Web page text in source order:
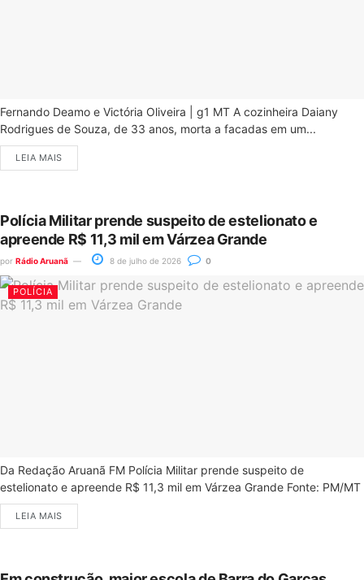
Fernando Deamo e Victória Oliveira | g1 MT A cozinheira Daiany
Rodrigues de Souza, de 33 anos, morta a facadas em um...
LEIA MAIS
Polícia Militar prende suspeito de estelionato e
apreende R$ 11,3 mil em Várzea Grande
por Rádio Aruanã 8 de julho de 2026 0
POLÍCIA
Da Redação Aruanã FM Polícia Militar prende suspeito de
estelionato e apreende R$ 11,3 mil em Várzea Grande Fonte: PM/MT
LEIA MAIS